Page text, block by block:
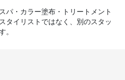
パ・カラー塗布・トリートメント
タイリストではなく、別のスタッ
。